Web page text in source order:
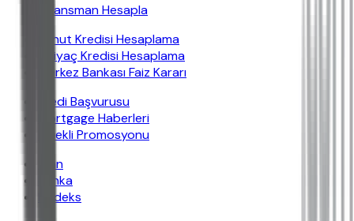
Finansman Hesapla
Konut Kredisi Hesaplama
İhtiyaç Kredisi Hesaplama
Merkez Bankası Faiz Kararı
Kredi Başvurusu
Mortgage Haberleri
Emekli Promosyonu
İban
Banka
Findeks